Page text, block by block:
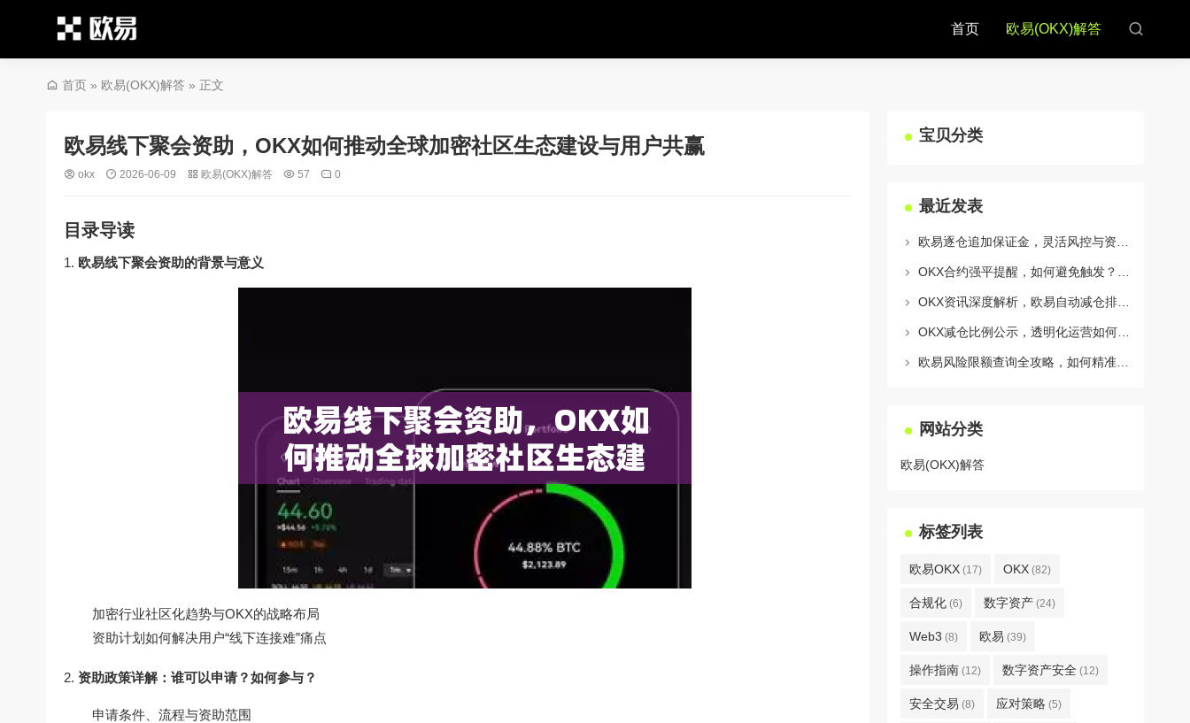
首页 欧易(OKX)解答
首页 » 欧易(OKX)解答 » 正文
欧易线下聚会资助，OKX如何推动全球加密社区生态建设与用户共赢
okx 2026-06-09 欧易(OKX)解答 57 0
目录导读
欧易线下聚会资助的背景与意义
加密行业社区化趋势与OKX的战略布局
资助计划如何解决用户“线下连接难”痛点
资助政策详解：谁可以申请？如何参与？
申请条件、流程与资助范围
宝贝分类
最近发表
网站分类
欧易(OKX)解答
标签列表
欧易OKX (17) OKX (82)
合规化 (6) 数字资产 (24)
Web3 (8) 欧易 (39)
操作指南 (12) 数字资产安全 (12)
安全交易 (8) 应对策略 (5)